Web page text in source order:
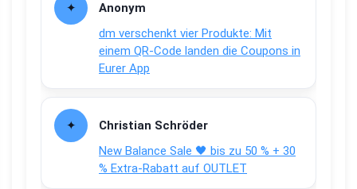
Anonym
dm verschenkt vier Produkte: Mit
einem QR-Code landen die Coupons in
Eurer App
Christian Schröder
New Balance Sale 🖤 bis zu 50 % + 30
% Extra-Rabatt auf OUTLET